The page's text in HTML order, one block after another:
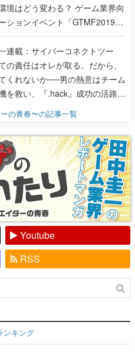
境はどう変わる？ ゲーム業界向
ションイベント「GTMF2019」
より理解を深めよう【PR】
連載：サイバーコネクトツー
の責任はオレが取る。だから、
くれないか──男の熱意はチーム
を救い、『.hack』成功の活路を
ンプ』色だった【若ゲのいた
の青春〜の記事一覧
Youtube
RSS
ンキング